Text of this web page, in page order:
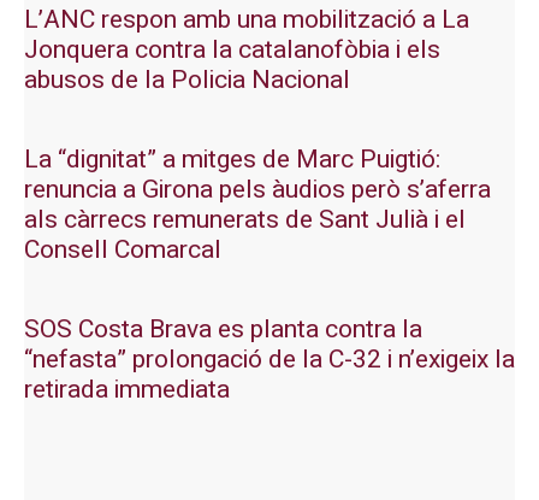
L’ANC respon amb una mobilització a La
Jonquera contra la catalanofòbia i els
abusos de la Policia Nacional
La “dignitat” a mitges de Marc Puigtió:
renuncia a Girona pels àudios però s’aferra
als càrrecs remunerats de Sant Julià i el
Consell Comarcal
SOS Costa Brava es planta contra la
“nefasta” prolongació de la C-32 i n’exigeix la
retirada immediata